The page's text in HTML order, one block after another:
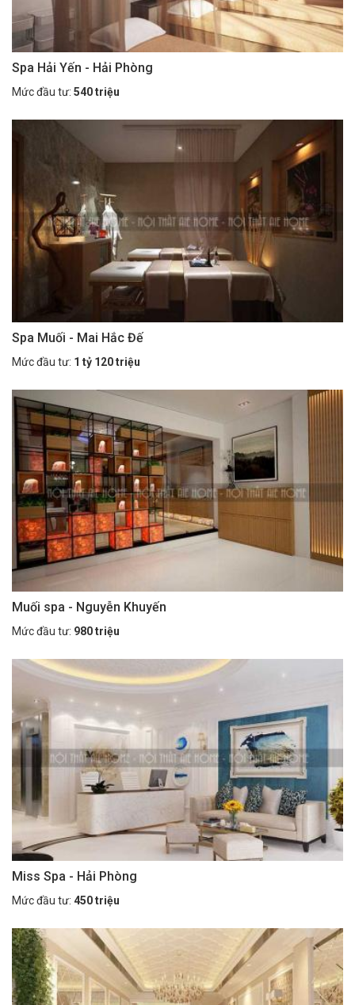
Spa Hải Yến - Hải Phòng
Mức đầu tư: 540 triệu
Spa Muối - Mai Hắc Đế
Mức đầu tư: 1 tỷ 120 triệu
Muối spa - Nguyễn Khuyến
Mức đầu tư: 980 triệu
Miss Spa - Hải Phòng
Mức đầu tư: 450 triệu